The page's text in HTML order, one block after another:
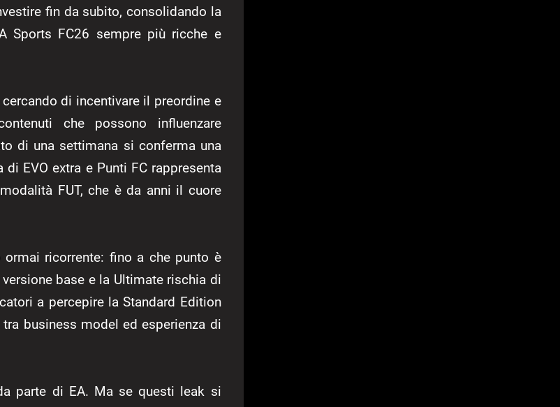
fin da subito, consolidando la
Sports FC26 sempre più ricche e
di incentivare il preordine e
che possono influenzare
di una settimana si conferma una
EVO extra e Punti FC rappresenta
FUT, che è da anni il cuore
ricorrente: fino a che punto è
base e la Ultimate rischia di
a percepire la Standard Edition
business model ed esperienza di
parte di EA. Ma se questi leak si